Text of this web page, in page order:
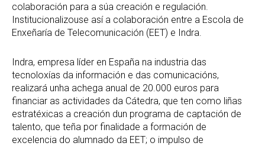
colaboración para a súa creación e regulación.
Institucionalizouse así a colaboración entre a Escola de
Enxeñaría de Telecomunicación (EET) e Indra.
Indra, empresa líder en España na industria das
tecnoloxías da información e das comunicacións,
realizará unha achega anual de 20.000 euros para
financiar as actividades da Cátedra, que ten como liñas
estratéxicas a creación dun programa de captación de
talento, que teña por finalidade a formación de
excelencia do alumnado da EET; o impulso de